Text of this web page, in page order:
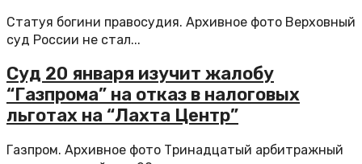
Статуя богини правосудия. Архивное фото Верховный
суд России не стал...
Суд 20 января изучит жалобу
“Газпрома” на отказ в налоговых
льготах на “Лахта Центр”
Газпром. Архивное фото Тринадцатый арбитражный